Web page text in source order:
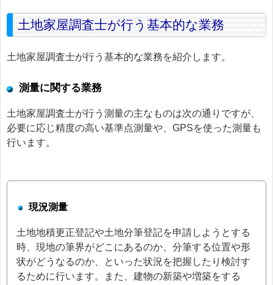
土地家屋調査士が行う基本的な業務
土地家屋調査士が行う基本的な業務を紹介します。
測量に関する業務
土地家屋調査士が行う測量の主なものは次の通りですが、
必要に応じ精度の高い基準点測量や、GPSを使った測量も
行います。
現況測量
土地地積更正登記や土地分筆登記を申請しようとする
時、現地の筆界がどこにあるのか、分筆する位置や形
状がどうなるのか、といった状況を把握したり検討す
るために行います。また、建物の新築や増築をする